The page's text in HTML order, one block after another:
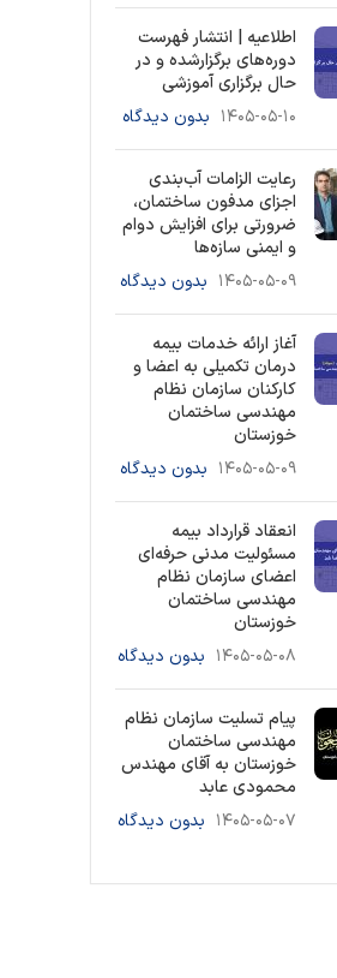
اطلاعیه | انتشار فهرست
دوره‌های برگزارشده و در
حال برگزاری آموزشی
۱۴۰۵-۰۵-۱۰ بدون دیدگاه
رعایت الزامات آب‌بندی
اجزای مدفون ساختمان،
ضرورتی برای افزایش دوام
و ایمنی سازه‌ها
۱۴۰۵-۰۵-۰۹ بدون دیدگاه
آغاز ارائه خدمات بیمه
درمان تکمیلی به اعضا و
کارکنان سازمان نظام
مهندسی ساختمان
خوزستان
۱۴۰۵-۰۵-۰۹ بدون دیدگاه
انعقاد قرارداد بیمه
مسئولیت مدنی حرفه‌ای
اعضای سازمان نظام
مهندسی ساختمان
خوزستان
۱۴۰۵-۰۵-۰۸ بدون دیدگاه
پیام تسلیت سازمان نظام
مهندسی ساختمان
خوزستان به آقای مهندس
محمودی عابد
۱۴۰۵-۰۵-۰۷ بدون دیدگاه